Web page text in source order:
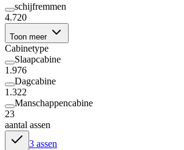
schijfremmen
4.720
Toon meer
Cabinetype
Slaapcabine
1.976
Dagcabine
1.322
Manschappencabine
23
aantal assen
3 assen